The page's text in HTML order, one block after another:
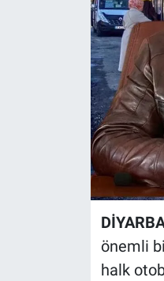
önemli
halk
TEKNOLOJİ